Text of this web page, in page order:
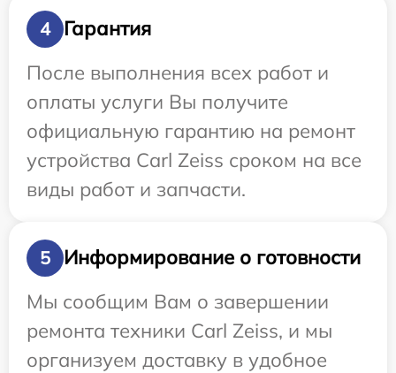
4
Гарантия
После выполнения всех работ и
оплаты услуги Вы получите
официальную гарантию на ремонт
устройства Carl Zeiss сроком на все
виды работ и запчасти.
5
Информирование о готовности
Мы сообщим Вам о завершении
ремонта техники Carl Zeiss, и мы
организуем доставку в удобное